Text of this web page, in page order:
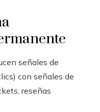
señales de
con señales de
reseñas